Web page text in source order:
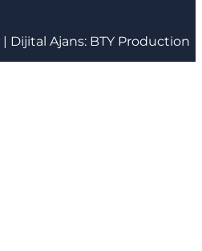
| Dijital Ajans: BTY Production